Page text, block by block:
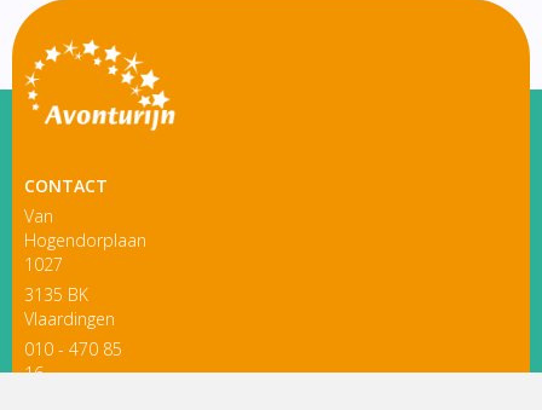
CONTACT
Van
Hogendorplaan
1027
3135 BK
Vlaardingen
010 - 470 85
16